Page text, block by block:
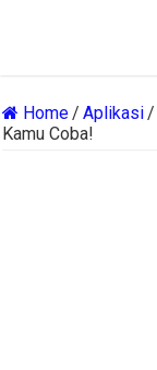
Home/ Aplikasi/
Kamu Coba!